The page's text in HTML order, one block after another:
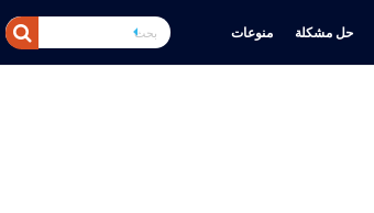
حل مشكلة منوعات